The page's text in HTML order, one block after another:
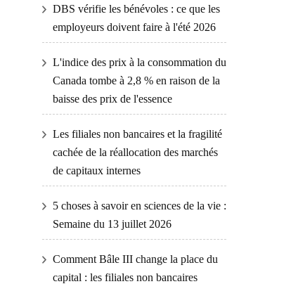
DBS vérifie les bénévoles : ce que les
employeurs doivent faire à l'été 2026
L'indice des prix à la consommation du
Canada tombe à 2,8 % en raison de la
baisse des prix de l'essence
Les filiales non bancaires et la fragilité
cachée de la réallocation des marchés
de capitaux internes
5 choses à savoir en sciences de la vie :
Semaine du 13 juillet 2026
Comment Bâle III change la place du
capital : les filiales non bancaires